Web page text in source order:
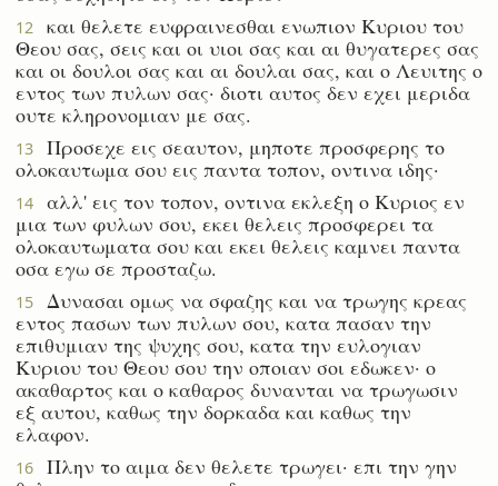
12
και θελετε ευφραινεσθαι ενωπιον Κυριου του
Θεου σας, σεις και οι υιοι σας και αι θυγατερες σας
και οι δουλοι σας και αι δουλαι σας, και ο Λευιτης ο
εντος των πυλων σας· διοτι αυτος δεν εχει μεριδα
ουτε κληρονομιαν με σας.
13
Προσεχε εις σεαυτον, μηποτε προσφερης το
ολοκαυτωμα σου εις παντα τοπον, οντινα ιδης·
14
αλλ' εις τον τοπον, οντινα εκλεξη ο Κυριος εν
μια των φυλων σου, εκει θελεις προσφερει τα
ολοκαυτωματα σου και εκει θελεις καμνει παντα
οσα εγω σε προσταζω.
15
Δυνασαι ομως να σφαζης και να τρωγης κρεας
εντος πασων των πυλων σου, κατα πασαν την
επιθυμιαν της ψυχης σου, κατα την ευλογιαν
Κυριου του Θεου σου την οποιαν σοι εδωκεν· ο
ακαθαρτος και ο καθαρος δυνανται να τρωγωσιν
εξ αυτου, καθως την δορκαδα και καθως την
ελαφον.
16
Πλην το αιμα δεν θελετε τρωγει· επι την γην